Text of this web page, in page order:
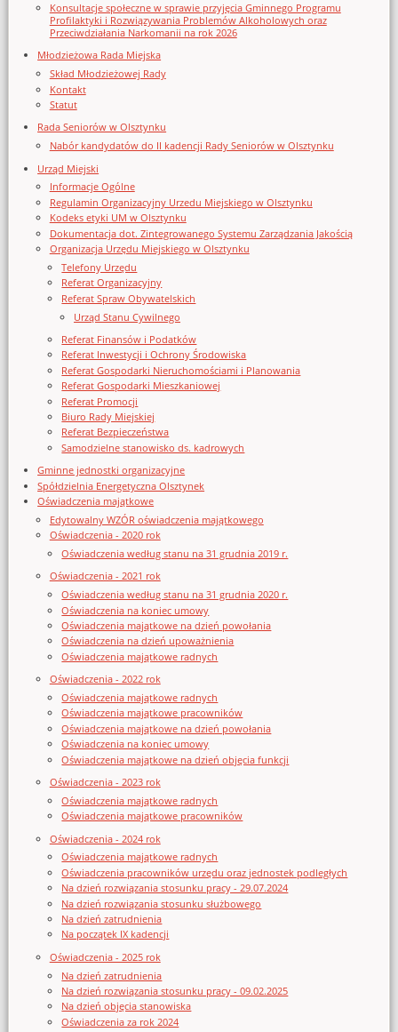
Konsultacje społeczne w sprawie przyjęcia Gminnego Programu
Profilaktyki i Rozwiązywania Problemów Alkoholowych oraz
Przeciwdziałania Narkomanii na rok 2026
Młodzieżowa Rada Miejska
Skład Młodzieżowej Rady
Kontakt
Statut
Rada Seniorów w Olsztynku
Nabór kandydatów do II kadencji Rady Seniorów w Olsztynku
Urząd Miejski
Informacje Ogólne
Regulamin Organizacyjny Urzedu Miejskiego w Olsztynku
Kodeks etyki UM w Olsztynku
Dokumentacja dot. Zintegrowanego Systemu Zarządzania Jakością
Organizacja Urzędu Miejskiego w Olsztynku
Telefony Urzędu
Referat Organizacyjny
Referat Spraw Obywatelskich
Urząd Stanu Cywilnego
Referat Finansów i Podatków
Referat Inwestycji i Ochrony Środowiska
Referat Gospodarki Nieruchomościami i Planowania
Referat Gospodarki Mieszkaniowej
Referat Promocji
Biuro Rady Miejskiej
Referat Bezpieczeństwa
Samodzielne stanowisko ds. kadrowych
Gminne jednostki organizacyjne
Spółdzielnia Energetyczna Olsztynek
Oświadczenia majątkowe
Edytowalny WZÓR oświadczenia majątkowego
Oświadczenia - 2020 rok
Oświadczenia według stanu na 31 grudnia 2019 r.
Oświadczenia - 2021 rok
Oświadczenia według stanu na 31 grudnia 2020 r.
Oświadczenia na koniec umowy
Oświadczenia majątkowe na dzień powołania
Oświadczenia na dzień upoważnienia
Oświadczenia majątkowe radnych
Oświadczenia - 2022 rok
Oświadczenia majątkowe radnych
Oświadczenia majątkowe pracowników
Oświadczenia majątkowe na dzień powołania
Oświadczenia na koniec umowy
Oświadczenia majątkowe na dzień objęcia funkcji
Oświadczenia - 2023 rok
Oświadczenia majątkowe radnych
Oświadczenia majątkowe pracowników
Oświadczenia - 2024 rok
Oświadczenia majątkowe radnych
Oświadczenia pracowników urzędu oraz jednostek podległych
Na dzień rozwiązania stosunku pracy - 29.07.2024
Na dzień rozwiązania stosunku służbowego
Na dzień zatrudnienia
Na początek IX kadencji
Oświadczenia - 2025 rok
Na dzień zatrudnienia
Na dzień rozwiązania stosunku pracy - 09.02.2025
Na dzień objęcia stanowiska
Oświadczenia za rok 2024